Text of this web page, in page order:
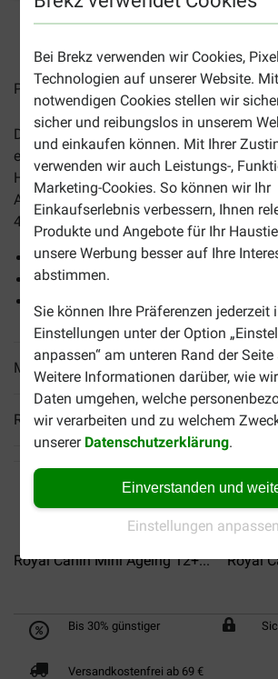
Bei Brekz verwenden wir Cookies,
Technologien auf unserer Website.
notwendigen Cookies stellen wir
sicher und reibungslos in unserem
und einkaufen können. Mit Ihrer
verwenden wir auch Leistungs-,
Marketing-Cookies. So können wir Ihr
Einkaufserlebnis verbessern, Ihnen
Produkte und Angebote für Ihr
unsere Werbung besser auf Ihre
abstimmen.
Sie können Ihre Präferenzen jederzeit
Einstellungen unter der Option
anpassen“ am unteren Rand der Seite
Weitere Informationen darüber, wie
Daten umgehen, welche
wir verarbeiten und zu welchem
unserer Datenschutzerklärung.
Einverstanden und
Einstellungen anpassen
Preise inkl. MwSt zzgl.Versandkosten
Das RoyalCanin Sporting Energy 4300
ein
ausgewogenes Futter für
sportliche
Hunde und Arbeitshunde , mit kurzen
Anstrengungen. Royal Canin Hundefutter
4300
Hundefutter bietet:
eine Verbesserung der Leistung
eine optimale und sichere Verdauung
Schutz der Gelenke
Mehr Produktinfos
Reviews
Royal Canin Mini Ageing 12+... Royal
Bis 30% günstiger
Versandkostenfrei ab 69 €